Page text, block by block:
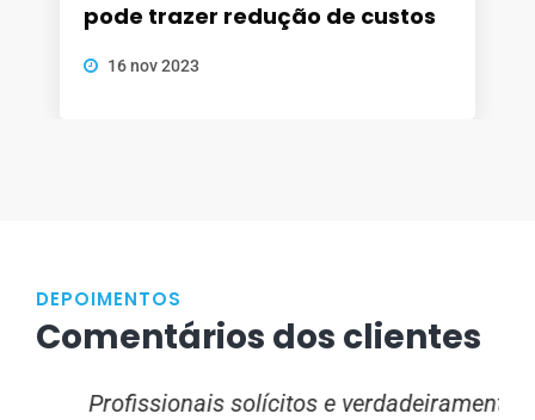
pode trazer redução de custos
16 nov 2023
DEPOIMENTOS
Comentários dos clientes
Profissionais solícitos e verdadeiramente